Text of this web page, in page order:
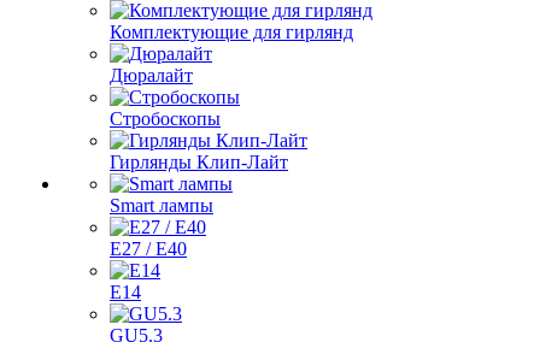
Комплектующие для гирлянд
Дюралайт
Стробоскопы
Гирлянды Клип-Лайт
Smart лампы
E27 / E40
E14
GU5.3